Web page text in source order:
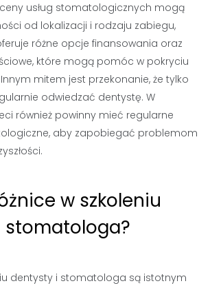
usług stomatologicznych mogą
od lokalizacji i rodzaju zabiegu,
różne opcje finansowania oraz
które mogą pomóc w pokryciu
mitem jest przekonanie, że tylko
odwiedzać dentystę. W
również powinny mieć regularne
aby zapobiegać problemom
w szkoleniu
dentysty i stomatologa są istotnym